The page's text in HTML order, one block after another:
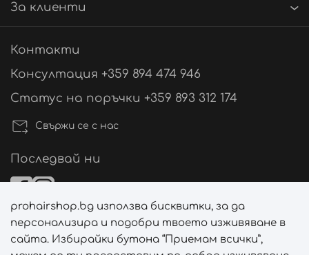
За клиенти
Контакти
Консултация +359 894 474 946
Статус на поръчки +359 893 312 174
Свържи се с нас
Последвай ни
Начини на плащане
prohairshop.bg използва бисквитки, за да
персонализира и подобри твоето изживяване в
сайта. Избирайки бутона “Приемам всички”,